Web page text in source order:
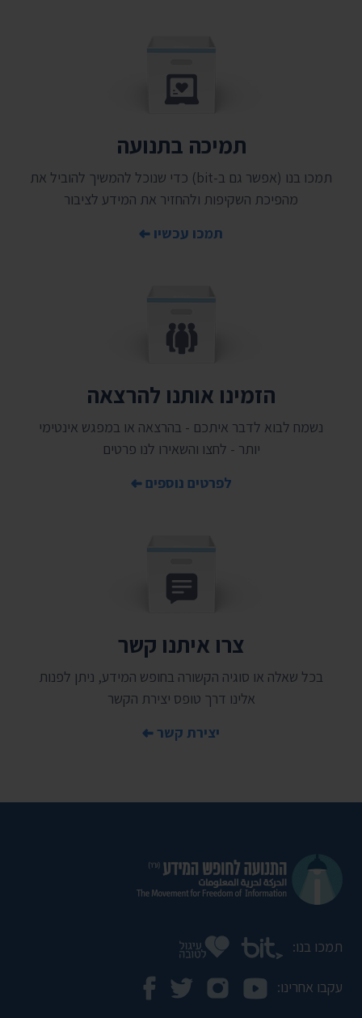
תמיכה בתנועה
תמכו בנו (אפשר גם ב-bit) כדי שנוכל להמשיך להוביל את
מהפיכת השקיפות ולהחזיר את המידע לציבור
תמכו עכשיו
הזמינו אותנו להרצאה
נשמח לבוא לדבר איתכם - בהרצאה או במפגש אינטימי
יותר - לחצו והשאירו לנו פרטים
לפרטים נוספים
צרו איתנו קשר
בכל שאלה או סוגיה הקשורה בחופש המידע, ניתן לפנות
אלינו דרך טופס יצירת הקשר
יצירת קשר
תמכו בנו:
עקבו אחרינו: